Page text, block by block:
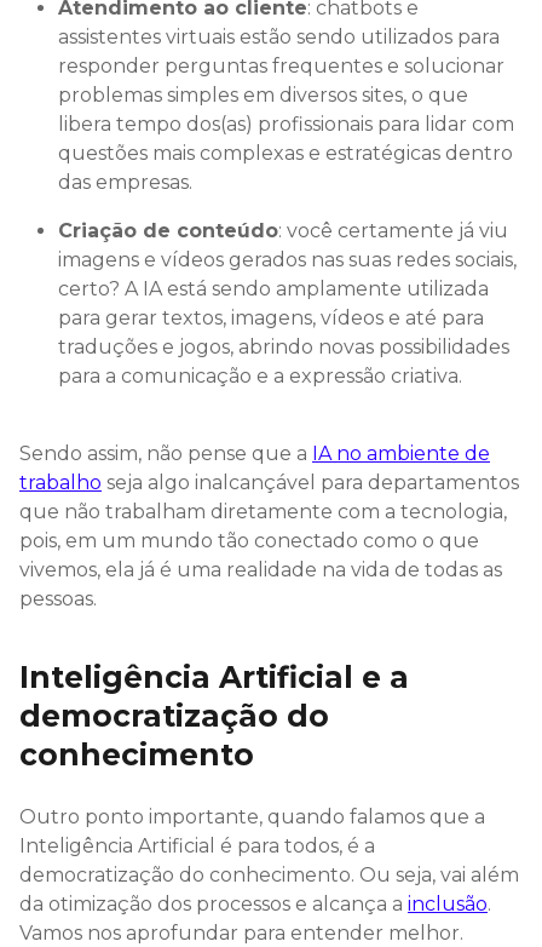
Atendimento ao cliente: chatbots e
assistentes virtuais estão sendo utilizados para
responder perguntas frequentes e solucionar
problemas simples em diversos sites, o que
libera tempo dos(as) profissionais para lidar com
questões mais complexas e estratégicas dentro
das empresas.
Criação de conteúdo: você certamente já viu
imagens e vídeos gerados nas suas redes sociais,
certo? A IA está sendo amplamente utilizada
para gerar textos, imagens, vídeos e até para
traduções e jogos, abrindo novas possibilidades
para a comunicação e a expressão criativa.
Sendo assim, não pense que a IA no ambiente de
trabalho seja algo inalcançável para departamentos
que não trabalham diretamente com a tecnologia,
pois, em um mundo tão conectado como o que
vivemos, ela já é uma realidade na vida de todas as
pessoas.
Inteligência Artificial e a
democratização do
conhecimento
Outro ponto importante, quando falamos que a
Inteligência Artificial é para todos, é a
democratização do conhecimento. Ou seja, vai além
da otimização dos processos e alcança a inclusão.
Vamos nos aprofundar para entender melhor.